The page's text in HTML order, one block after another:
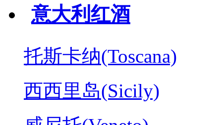
意大利红酒
托斯卡纳(Toscana)
西西里岛(Sicily)